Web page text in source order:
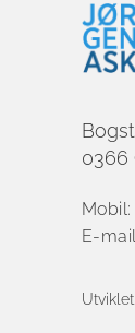
0366
Mobil:
E-